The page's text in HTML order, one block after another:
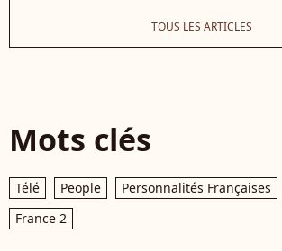
TOUS LES ARTICLES
Mots clés
Télé People Personnalités Françaises
France 2